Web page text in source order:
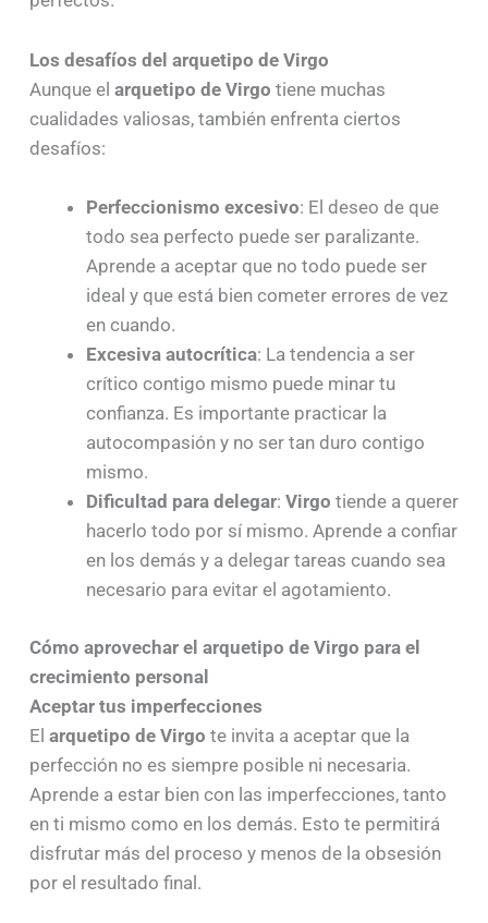
Los desafíos del arquetipo de Virgo
Aunque el arquetipo de Virgo tiene muchas
cualidades valiosas, también enfrenta ciertos
desafíos:
Perfeccionismo excesivo: El deseo de que
todo sea perfecto puede ser paralizante.
Aprende a aceptar que no todo puede ser
ideal y que está bien cometer errores de vez
en cuando.
Excesiva autocrítica: La tendencia a ser
crítico contigo mismo puede minar tu
confianza. Es importante practicar la
autocompasión y no ser tan duro contigo
mismo.
Dificultad para delegar: Virgo tiende a querer
hacerlo todo por sí mismo. Aprende a confiar
en los demás y a delegar tareas cuando sea
necesario para evitar el agotamiento.
Cómo aprovechar el arquetipo de Virgo para el
crecimiento personal
Aceptar tus imperfecciones
El arquetipo de Virgo te invita a aceptar que la
perfección no es siempre posible ni necesaria.
Aprende a estar bien con las imperfecciones, tanto
en ti mismo como en los demás. Esto te permitirá
disfrutar más del proceso y menos de la obsesión
por el resultado final.